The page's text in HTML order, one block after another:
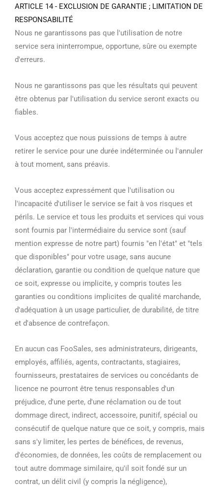
ARTICLE 14 - EXCLUSION DE GARANTIE ; LIMITATION DE
RESPONSABILITÉ
Nous ne garantissons pas que l'utilisation de notre
service sera ininterrompue, opportune, sûre ou exempte
d'erreurs.
Nous ne garantissons pas que les résultats qui peuvent
être obtenus par l'utilisation du service seront exacts ou
fiables.
Vous acceptez que nous puissions de temps à autre
retirer le service pour une durée indéterminée ou l'annuler
à tout moment, sans préavis.
Vous acceptez expressément que l'utilisation ou
l'incapacité d'utiliser le service se fait à vos risques et
périls. Le service et tous les produits et services qui vous
sont fournis par l'intermédiaire du service sont (sauf
mention expresse de notre part) fournis "en l'état" et "tels
que disponibles" pour votre usage, sans aucune
déclaration, garantie ou condition de quelque nature que
ce soit, expresse ou implicite, y compris toutes les
garanties ou conditions implicites de qualité marchande,
d'adéquation à un usage particulier, de durabilité, de titre
et d'absence de contrefaçon.
En aucun cas FooSales, ses administrateurs, dirigeants,
employés, affiliés, agents, contractants, stagiaires,
fournisseurs, prestataires de services ou concédants de
licence ne pourront être tenus responsables d'un
préjudice, d'une perte, d'une réclamation ou de tout
dommage direct, indirect, accessoire, punitif, spécial ou
consécutif de quelque nature que ce soit, y compris, mais
sans s'y limiter, les pertes de bénéfices, de revenus,
d'économies, de données, les coûts de remplacement ou
tout autre dommage similaire, qu'il soit fondé sur un
contrat, un délit civil (y compris la négligence),